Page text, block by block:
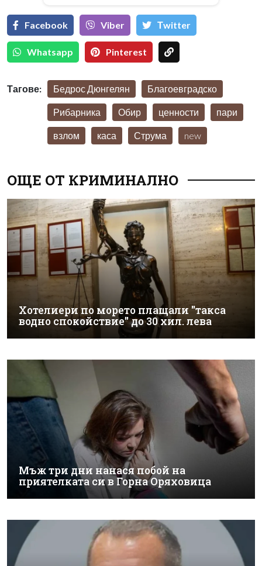
Facebook Viber Тwitter
Whatsapp Pinterest
Тагове: Бедрос Дюнгелян Благоевградско
Рибарника Обир ценности пари
взлом каса Струма new
ОЩЕ ОТ КРИМИНАЛНО
Хотелиери по морето плащали "такса
водно спокойствие" до 30 хил. лева
Мъж три дни нанася побой на
приятелката си в Горна Оряховица